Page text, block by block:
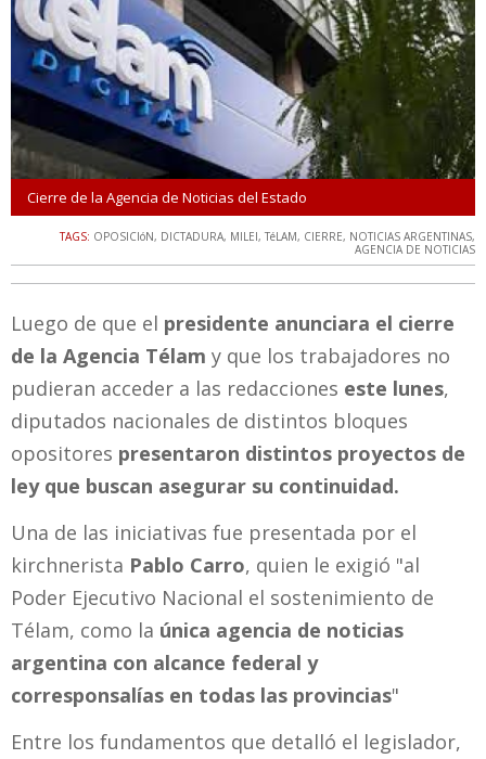
Cierre de la Agencia de Noticias del Estado
TAGS: OPOSICIóN, DICTADURA, MILEI, TéLAM, CIERRE, NOTICIAS ARGENTINAS,
AGENCIA DE NOTICIAS
Luego de que el presidente anunciara el cierre
de la Agencia Télam y que los trabajadores no
pudieran acceder a las redacciones este lunes,
diputados nacionales de distintos bloques
opositores presentaron distintos proyectos de
ley que buscan asegurar su continuidad.
Una de las iniciativas fue presentada por el
kirchnerista Pablo Carro, quien le exigió "al
Poder Ejecutivo Nacional el sostenimiento de
Télam, como la única agencia de noticias
argentina con alcance federal y
corresponsalías en todas las provincias"
Entre los fundamentos que detalló el legislador,